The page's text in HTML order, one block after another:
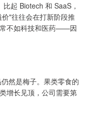
起 Biotech 和 SaaS，
"往往会在打新阶段推
不如科技和医药——因
然是梅子。果类零食的
增长见顶，公司需要第